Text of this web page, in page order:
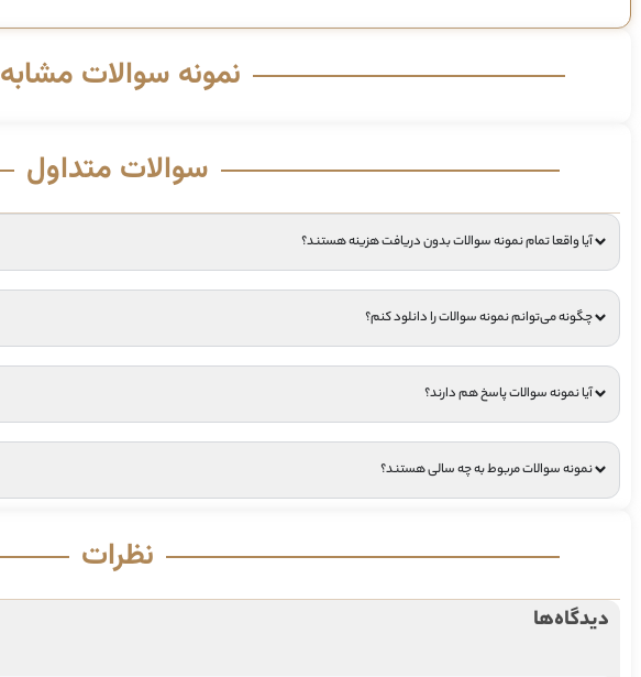
نمونه سوالات مشابه
سوالات متداول
آیا واقعا تمام نمونه سوالات بدون دریافت هزینه هستند؟
چگونه می‌توانم نمونه سوالات را دانلود کنم؟
آیا نمونه سوالات پاسخ هم دارند؟
نمونه سوالات مربوط به چه سالی هستند؟
نظرات
دیدگاه‌ها